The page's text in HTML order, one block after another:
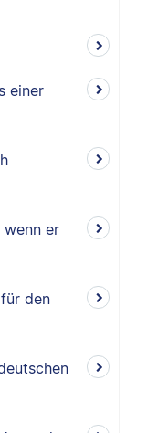
einer
wenn er
den